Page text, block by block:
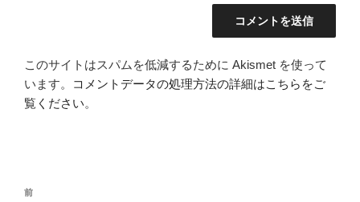
このサイトはスパムを低減するために Akismet を使って
います。
コメントデータの処理方法の詳細はこちらをご
覧ください。
投
前
前